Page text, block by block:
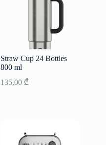
Straw Cup 24 Bottles
800 ml
135,00 ₾